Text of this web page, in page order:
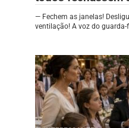
— Fechem as janelas!
ventilação! A voz do